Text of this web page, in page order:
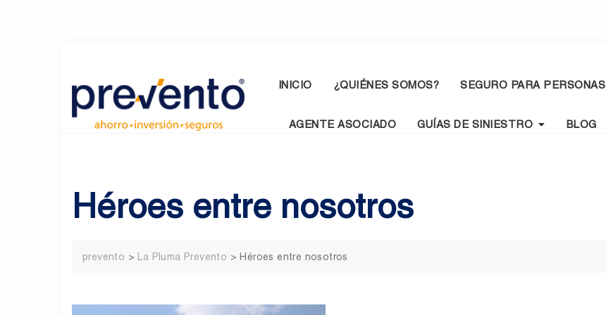
content
INICIO ¿QUIÉNES SOMOS? SEGURO PARA PERSONAS
AGENTE ASOCIADO GUÍAS DE SINIESTRO BLOG
Héroes entre nosotros
prevento > La Pluma Prevento > Héroes entre nosotros